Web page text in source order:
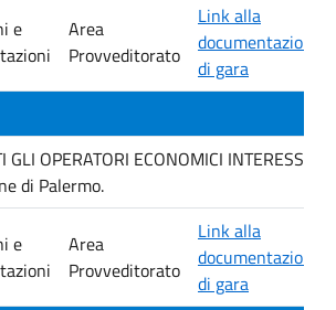
e
Area
Provveditorato
Link alla
documentazione
di gara
GLI OPERATORI ECONOMICI
di Palermo.
e
Area
Provveditorato
Link alla
documentazione
di gara